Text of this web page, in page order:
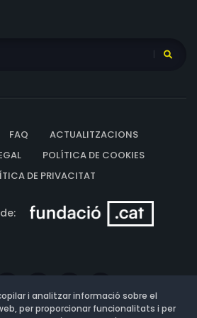
FAQ
ACTUALITZACIONS
POLÍTICA DE COOKIES
DE PRIVACITAT
de:
i analitzar informació sobre el
per proporcionar funcionalitats i per